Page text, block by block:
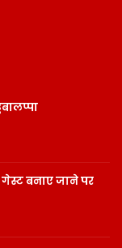
गेस्ट बनाए जाने पर